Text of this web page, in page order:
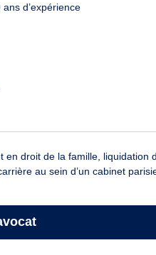
ans d’expérience
en droit de la famille, liquidation
au sein d’un cabinet